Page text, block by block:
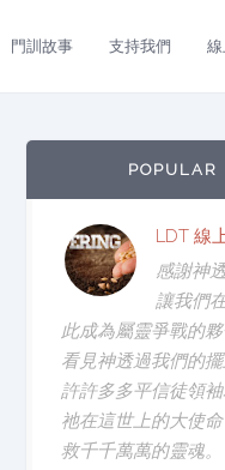
門訓故事 支持我們
POPULAR
LDT 線
感謝神
讓我們
此成為屬靈爭戰的
看見神透過我們的
許許多多平信徒領
祂在這世上的大使
救千千萬萬的靈魂。